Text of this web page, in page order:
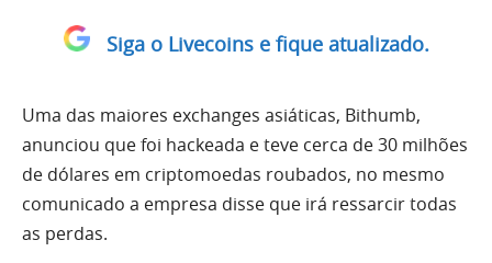
Siga o Livecoins e fique atualizado.
Uma das maiores exchanges asiáticas, Bithumb,
anunciou que foi hackeada e teve cerca de 30 milhões
de dólares em criptomoedas roubados, no mesmo
comunicado a empresa disse que irá ressarcir todas
as perdas.